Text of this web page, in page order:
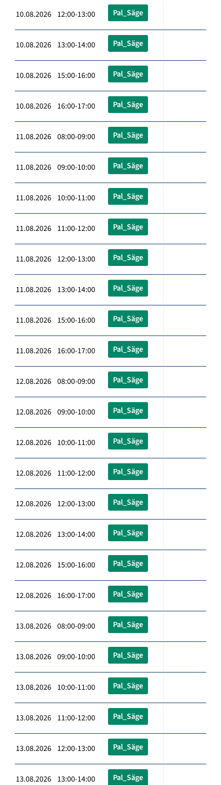
10.08.2026 12:00-13:00 Pal_Säge
10.08.2026 13:00-14:00 Pal_Säge
10.08.2026 15:00-16:00 Pal_Säge
10.08.2026 16:00-17:00 Pal_Säge
11.08.2026 08:00-09:00 Pal_Säge
11.08.2026 09:00-10:00 Pal_Säge
11.08.2026 10:00-11:00 Pal_Säge
11.08.2026 11:00-12:00 Pal_Säge
11.08.2026 12:00-13:00 Pal_Säge
11.08.2026 13:00-14:00 Pal_Säge
11.08.2026 15:00-16:00 Pal_Säge
11.08.2026 16:00-17:00 Pal_Säge
12.08.2026 08:00-09:00 Pal_Säge
12.08.2026 09:00-10:00 Pal_Säge
12.08.2026 10:00-11:00 Pal_Säge
12.08.2026 11:00-12:00 Pal_Säge
12.08.2026 12:00-13:00 Pal_Säge
12.08.2026 13:00-14:00 Pal_Säge
12.08.2026 15:00-16:00 Pal_Säge
12.08.2026 16:00-17:00 Pal_Säge
13.08.2026 08:00-09:00 Pal_Säge
13.08.2026 09:00-10:00 Pal_Säge
13.08.2026 10:00-11:00 Pal_Säge
13.08.2026 11:00-12:00 Pal_Säge
13.08.2026 12:00-13:00 Pal_Säge
13.08.2026 13:00-14:00 Pal_Säge